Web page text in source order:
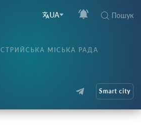
UA Пошук
СТРИЙСЬКА МІСЬКА РАДА
Smart city